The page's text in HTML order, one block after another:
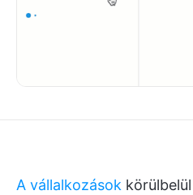
A vállalkozások körülbelül